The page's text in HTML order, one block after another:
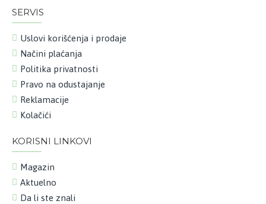
SERVIS
Uslovi korišćenja i prodaje
Načini plaćanja
Politika privatnosti
Pravo na odustajanje
Reklamacije
Kolačići
KORISNI LINKOVI
Magazin
Aktuelno
Da li ste znali